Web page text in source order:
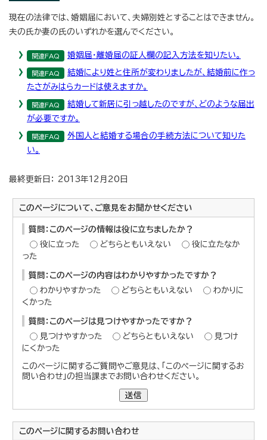
現在の法律では、婚姻届において、夫婦別姓とすることはできません。
夫の氏か妻の氏のいずれかを選んでください。
関連FAQ 婚姻届・離婚届の証人欄の記入方法を知りたい。
関連FAQ
結婚により姓と住所が変わりましたが、結婚前に作っ
たさがみはらカードは使えますか。
関連FAQ
結婚して新居に引っ越したのですが、どのような届出
が必要ですか。
関連FAQ
外国人と結婚する場合の手続方法について知りた
い。
最終更新日： 2013年12月20日
このページについて、ご意見をお聞かせください
質問：このページの情報は役に立ちましたか？
役に立った
どちらともいえない
役に立たなか
った
質問：このページの内容はわかりやすかったですか？
わかりやすかった
どちらともいえない
わかりに
くかった
質問：このページは見つけやすかったですか？
見つけやすかった
どちらともいえない
見つけ
にくかった
このページに関するご質問やご意見は、「このページに関するお
問い合わせ」の担当課までお問い合わせください。
送信
このページに関するお問い合わせ